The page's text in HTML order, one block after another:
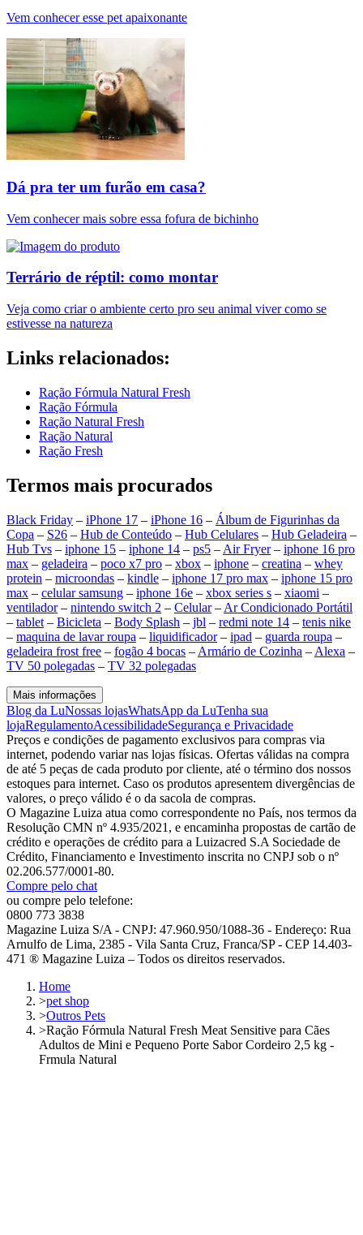
Vem conhecer esse pet apaixonante
Dá pra ter um furão em casa?
Vem conhecer mais sobre essa fofura de bichinho
Terrário de réptil: como montar
Veja como criar o ambiente certo pro seu animal viver como se
estivesse na natureza
Links relacionados:
Ração Fórmula Natural Fresh
Ração Fórmula
Ração Natural Fresh
Ração Natural
Ração Fresh
Termos mais procurados
Black Friday – iPhone 17 – iPhone 16 – Álbum de Figurinhas da
Copa – S26 – Hub de Conteúdo – Hub Celulares – Hub Geladeira –
Hub Tvs – iphone 15 – iphone 14 – ps5 – Air Fryer– iphone 16 pro
max – geladeira – poco x7 pro – xbox – iphone – creatina – whey
protein – microondas – kindle – iphone 17 pro max – iphone 15 pro
max – celular samsung – iphone 16e – xbox series s – xiaomi –
ventilador– nintendo switch 2 – Celular– Ar Condicionado Portátil
– tablet – Bicicleta – Body Splash – jbl – redmi note 14 – tenis nike
– maquina de lavar roupa – liquidificador– ipad – guarda roupa –
geladeira frost free – fogão 4 bocas – Armário de Cozinha – Alexa –
TV 50 polegadas – TV 32 polegadas
Mais informações
Blog da LuNossas lojasWhatsApp da LuTenha sua
lojaRegulamentoAcessibilidadeSegurança e Privacidade
Preços e condições de pagamento exclusivos para compras via
internet, podendo variar nas lojas físicas. Ofertas válidas na compra
de até 5 peças de cada produto por cliente, até o término dos nossos
estoques para internet. Caso os produtos apresentem divergências de
valores, o preço válido é o da sacola de compras.
O Magazine Luiza atua como correspondente no País, nos termos da
Resolução CMN nº 4.935/2021, e encaminha propostas de cartão de
crédito e operações de crédito para a Luizacred S.A Sociedade de
Crédito, Financiamento e Investimento inscrita no CNPJ sob o nº
02.206.577/0001-80.
Compre pelo chat
ou compre pelo telefone:
0800 773 3838
Magazine Luiza S/A - CNPJ: 47.960.950/1088-36 - Endereço: Rua
Arnulfo de Lima, 2385 - Vila Santa Cruz, Franca/SP - CEP 14.403-
471 ® Magazine Luiza – Todos os direitos reservados.
Home
>pet shop
>Outros Pets
>Ração Fórmula Natural Fresh Meat Sensitive para Cães
Adultos de Mini e Pequeno Porte Sabor Cordeiro 2,5 kg -
Frmula Natural